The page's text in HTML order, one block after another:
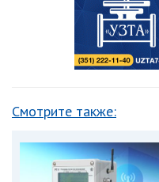
Смотрите также: